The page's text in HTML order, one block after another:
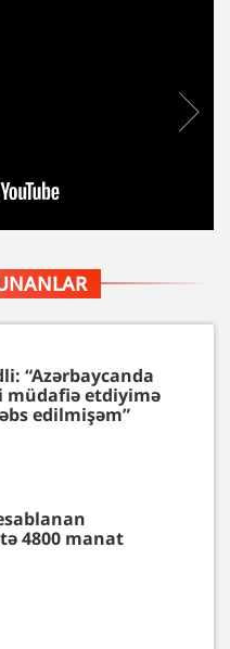
“Azərbaycanda
etdiyimə
edilmişəm”
4800 manat